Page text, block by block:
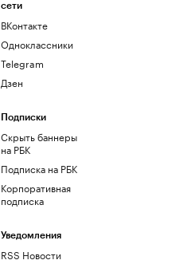
сети
ВКонтакте
Одноклассники
Telegram
Дзен
Подписки
Скрыть баннеры
на РБК
Подписка на РБК
Корпоративная
подписка
Уведомления
RSS Новости